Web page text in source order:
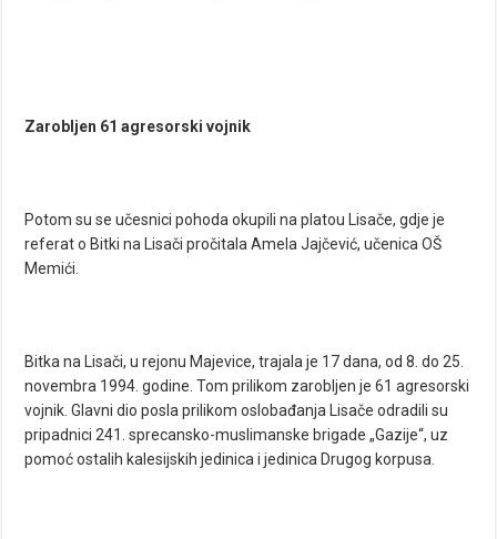
Zarobljen 61 agresorski vojnik
Potom su se učesnici pohoda okupili na platou Lisače, gdje je
referat o Bitki na Lisači pročitala Amela Jajčević, učenica OŠ
Memići.
Bitka na Lisači, u rejonu Majevice, trajala je 17 dana, od 8. do 25.
novembra 1994. godine. Tom prilikom zarobljen je 61 agresorski
vojnik. Glavni dio posla prilikom oslobađanja Lisače odradili su
pripadnici 241. sprecansko-muslimanske brigade „Gazije“, uz
pomoć ostalih kalesijskih jedinica i jedinica Drugog korpusa.